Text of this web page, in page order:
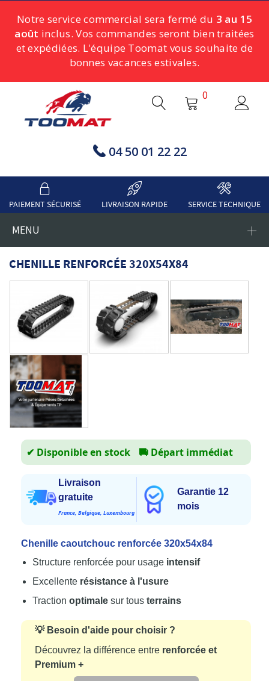
Notre service commercial sera fermé du 3 au 15
août inclus. Vos commandes seront bien traitées
et expédiées. L'équipe Toomat vous souhaite de
bonnes vacances estivales.
04 50 01 22 22
0
PAIEMENT SÉCURISÉ LIVRAISON RAPIDE SERVICE TECHNIQUE
MENU
CHENILLE RENFORCÉE 320X54X84
✔ Disponible en stock 🚚 Départ immédiat
Livraison
gratuite
France, Belgique, Luxembourg
Garantie 12
mois
Chenille caoutchouc renforcée 320x54x84
Structure renforcée pour usage intensif
Excellente résistance à l'usure
Traction optimale sur tous terrains
💡 Besoin d'aide pour choisir ?
Découvrez la différence entre renforcée et
Premium +